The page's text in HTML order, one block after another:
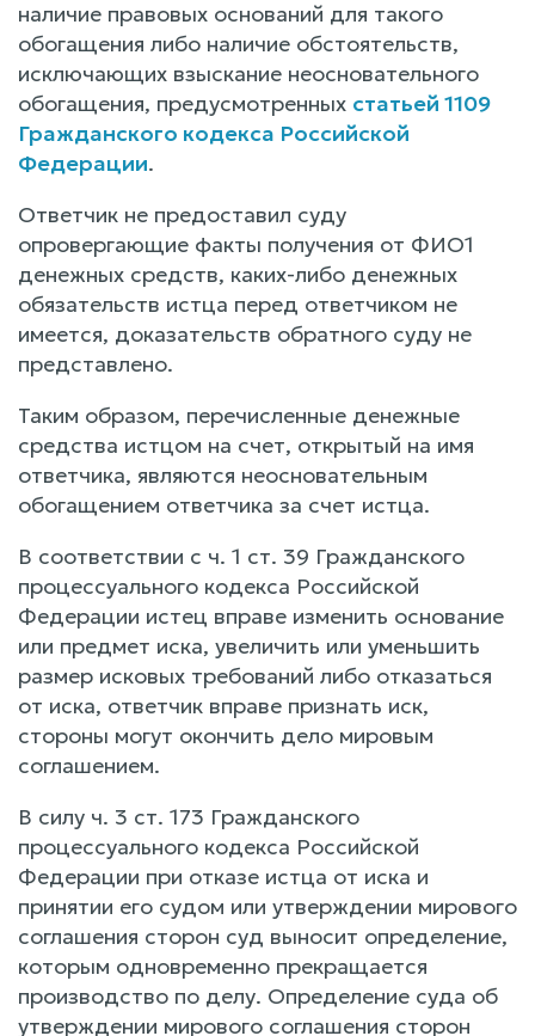
наличие правовых оснований для такого
обогащения либо наличие обстоятельств,
исключающих взыскание неосновательного
обогащения, предусмотренных статьей 1109
Гражданского кодекса Российской
Федерации.
Ответчик не предоставил суду
опровергающие факты получения от ФИО1
денежных средств, каких-либо денежных
обязательств истца перед ответчиком не
имеется, доказательств обратного суду не
представлено.
Таким образом, перечисленные денежные
средства истцом на счет, открытый на имя
ответчика, являются неосновательным
обогащением ответчика за счет истца.
В соответствии с ч. 1 ст. 39 Гражданского
процессуального кодекса Российской
Федерации истец вправе изменить основание
или предмет иска, увеличить или уменьшить
размер исковых требований либо отказаться
от иска, ответчик вправе признать иск,
стороны могут окончить дело мировым
соглашением.
В силу ч. 3 ст. 173 Гражданского
процессуального кодекса Российской
Федерации при отказе истца от иска и
принятии его судом или утверждении мирового
соглашения сторон суд выносит определение,
которым одновременно прекращается
производство по делу. Определение суда об
утверждении мирового соглашения сторон